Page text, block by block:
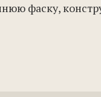
фаску,